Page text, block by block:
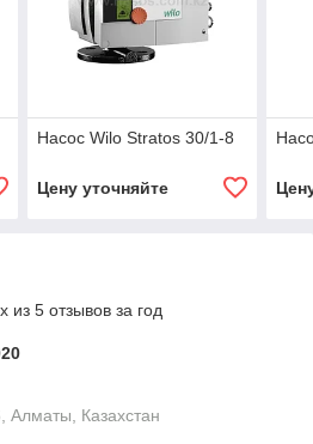
Насос Wilo Stratos 30/1-8
Цену уточняйте
из 5 отзывов за год
Алматы, Казахстан